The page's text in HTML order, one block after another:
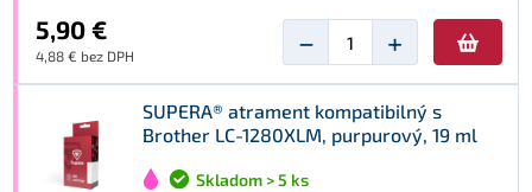
5,90 €
4,88 € bez DPH − +
SUPERA® atrament kompatibilný s
Brother LC-1280XLM, purpurový, 19 ml
Skladom > 5 ks